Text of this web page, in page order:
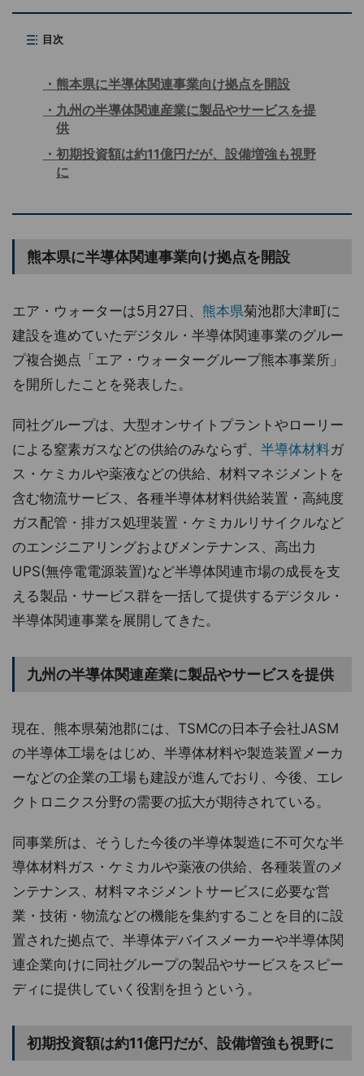
目次
熊本県に半導体関連事業向け拠点を開設
九州の半導体関連産業に製品やサービスを提
供
初期投資額は約11億円だが、設備増強も視野
に
熊本県に半導体関連事業向け拠点を開設
エア・ウォーターは5月27日、 熊本県菊池郡大津町に
建設を進めていたデジタル・半導体関連事業のグルー
プ複合拠点「エア・ウォーターグループ熊本事業所」
を開所したことを発表した。
同社グループは、大型オンサイトプラントやローリー
による窒素ガスなどの供給のみならず、 半導体材料ガ
ス・ケミカルや薬液などの供給、材料マネジメントを
含む物流サービス、各種半導体材料供給装置・高純度
ガス配管・排ガス処理装置・ケミカルリサイクルなど
のエンジニアリングおよびメンテナンス、高出力
UPS(無停電電源装置)など半導体関連市場の成長を支
える製品・サービス群を一括して提供するデジタル・
半導体関連事業を展開してきた。
九州の半導体関連産業に製品やサービスを提供
現在、熊本県菊池郡には、TSMCの日本子会社JASM
の半導体工場をはじめ、半導体材料や製造装置メーカ
ーなどの企業の工場も建設が進んでおり、今後、エレ
クトロニクス分野の需要の拡大が期待されている。
同事業所は、そうした今後の半導体製造に不可欠な半
導体材料ガス・ケミカルや薬液の供給、各種装置のメ
ンテナンス、材料マネジメントサービスに必要な営
業・技術・物流などの機能を集約することを目的に設
置された拠点で、半導体デバイスメーカーや半導体関
連企業向けに同社グループの製品やサービスをスピー
ディに提供していく役割を担うという。
初期投資額は約11億円だが、設備増強も視野に